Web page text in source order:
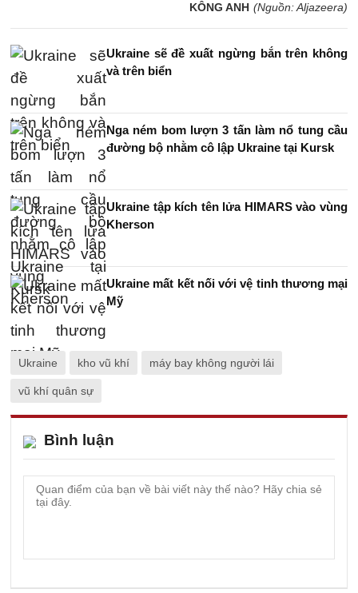
KÔNG ANH (Nguồn: Aljazeera)
Ukraine sẽ đề xuất ngừng bắn trên không
và trên biển
Nga ném bom lượn 3 tấn làm nổ tung cầu
đường bộ nhằm cô lập Ukraine tại Kursk
Ukraine tập kích tên lửa HIMARS vào vùng
Kherson
Ukraine mất kết nối với vệ tinh thương mại
Mỹ
Ukraine kho vũ khí máy bay không người lái
vũ khí quân sự
Bình luận